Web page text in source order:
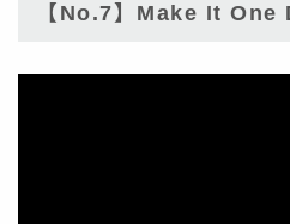
【No.7】Make It One